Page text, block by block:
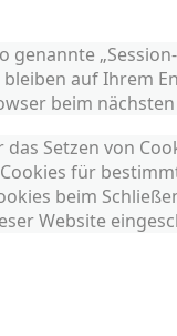
auf Ihrem
beim
Setzen von
für
beim
Website